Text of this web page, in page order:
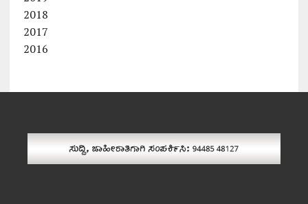
2018
2017
2016